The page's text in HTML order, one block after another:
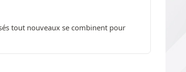
tout nouveaux se combinent pour